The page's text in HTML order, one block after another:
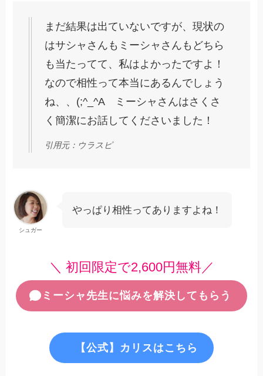
まだ結果は出ていないですが、現状の
はサシャさんもミーシャさんもどちら
も当たってて、私はよかったですよ！
なので相性って本当にあるんでしょう
ね、、(;^_^A ミーシャさんはさくさ
く簡潔にお話してくださいました！
引用元：ウラスピ
シュガー
やっぱり相性ってありますよね！
＼ 初回限定で2,600円無料／
ミーシャ先生に悩みを解決してもらう
【公式】カリスはこちら